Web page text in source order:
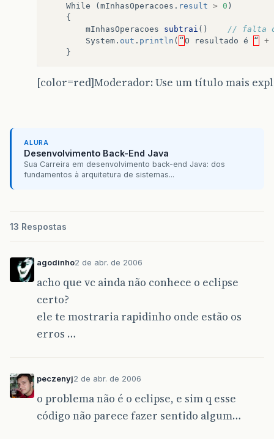
While
( mInhasOperacoes . result > 0 )
{
mInhasOperacoes
subtrai ()
// falta o
System . out . println ( “ O resultado é “
+
}
[color=red]Moderador: Use um título mais
ALURA
Desenvolvimento Back-End Java
Sua Carreira em desenvolvimento back-end Java: dos
fundamentos à arquitetura de sistemas...
13 Respostas
agodinho2 de abr. de 2006
acho que vc ainda não conhece o eclipse
certo?
ele te mostraria rapidinho onde estão os
erros …
peczenyj2 de abr. de 2006
o problema não é o eclipse, e sim q esse
código não parece fazer sentido algum…